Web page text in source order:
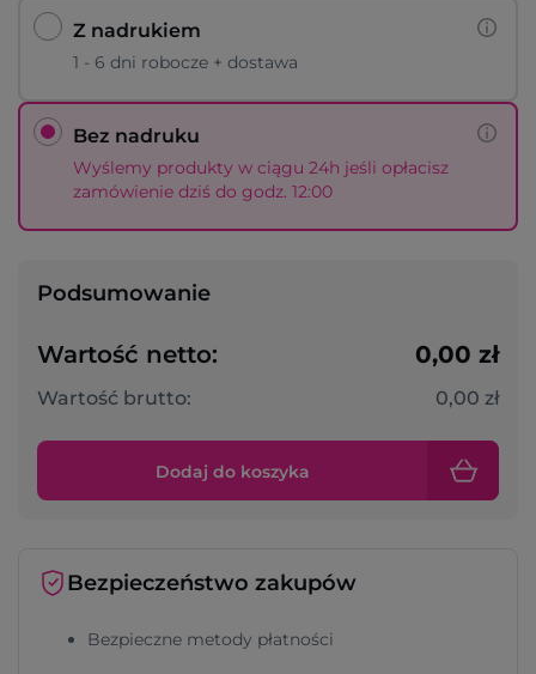
Z nadrukiem
1 - 6 dni robocze + dostawa
Bez nadruku
Wyślemy produkty w ciągu 24h jeśli opłacisz
zamówienie dziś do godz. 12:00
Podsumowanie
Wartość netto: 0,00 zł
Wartość brutto: 0,00 zł
Dodaj do koszyka
Bezpieczeństwo zakupów
Bezpieczne metody płatności